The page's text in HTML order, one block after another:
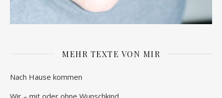
MEHR TEXTE VON MIR
Nach Hause kommen
Wir – mit oder ohne Wunschkind